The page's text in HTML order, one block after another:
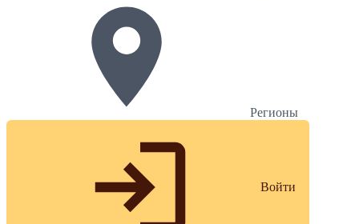
Регионы
Войти